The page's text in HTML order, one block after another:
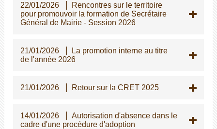
22/01/2026
Rencontres sur le territoire
pour promouvoir la formation de Secrétaire
Général de Mairie - Session 2026
21/01/2026
La promotion interne au titre
de l'année 2026
21/01/2026 Retour sur la CRET 2025
14/01/2026
Autorisation d'absence dans le
cadre d'une procédure d'adoption